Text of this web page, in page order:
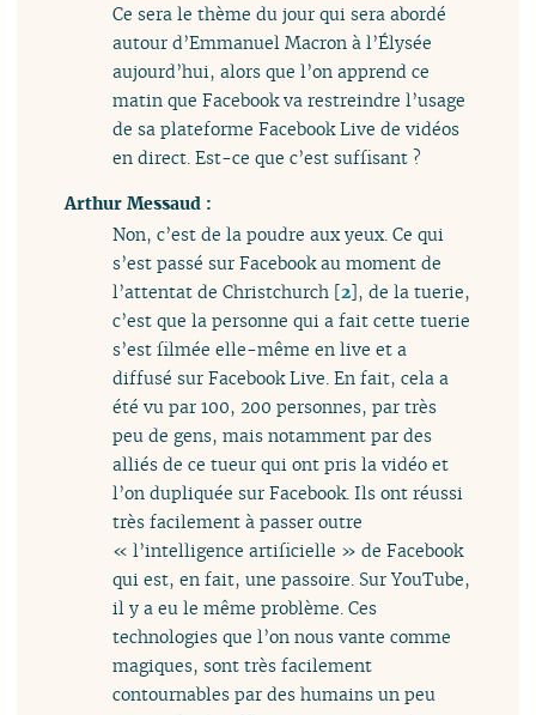
Ce sera le thème du jour qui sera abordé
autour d’Emmanuel Macron à l’Élysée
aujourd’hui, alors que l’on apprend ce
matin que Facebook va restreindre l’usage
de sa plateforme Facebook Live de vidéos
en direct. Est-ce que c’est suffisant ?
Arthur Messaud :
Non, c’est de la poudre aux yeux. Ce qui
s’est passé sur Facebook au moment de
l’attentat de Christchurch [2], de la tuerie,
c’est que la personne qui a fait cette tuerie
s’est filmée elle-même en live et a
diffusé sur Facebook Live. En fait, cela a
été vu par 100, 200 personnes, par très
peu de gens, mais notamment par des
alliés de ce tueur qui ont pris la vidéo et
l’on dupliquée sur Facebook. Ils ont réussi
très facilement à passer outre
« l’intelligence artificielle » de Facebook
qui est, en fait, une passoire. Sur YouTube,
il y a eu le même problème. Ces
technologies que l’on nous vante comme
magiques, sont très facilement
contournables par des humains un peu